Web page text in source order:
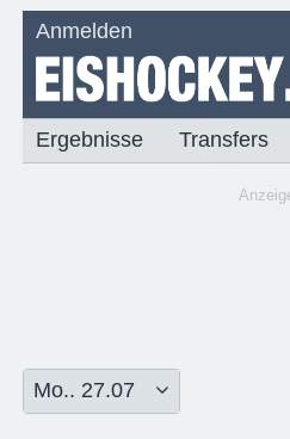
Anmelden
Ergebnisse Transfers